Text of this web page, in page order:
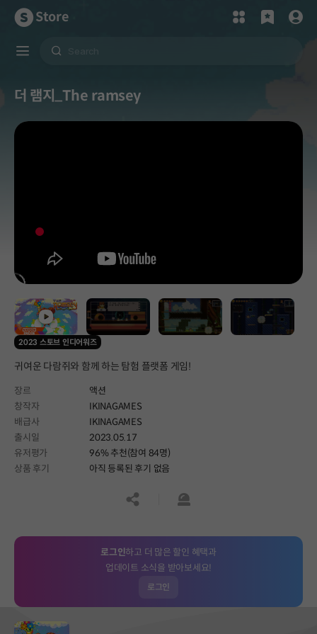
Store
더 램지_The ramsey
2023 스토브 인디어워즈
귀여운 다람쥐와 함께 하는 탐험 플랫폼 게임!
장르
액션
창작자
IKINAGAMES
배급사
IKINAGAMES
출시일
2023.05.17
유저평가
96% 추천(참여 84명)
상품 후기
아직 등록된 후기 없음
공유하기신고하기
로그인하고 더 많은 할인 혜택과
업데이트 소식을 받아보세요!
로그인